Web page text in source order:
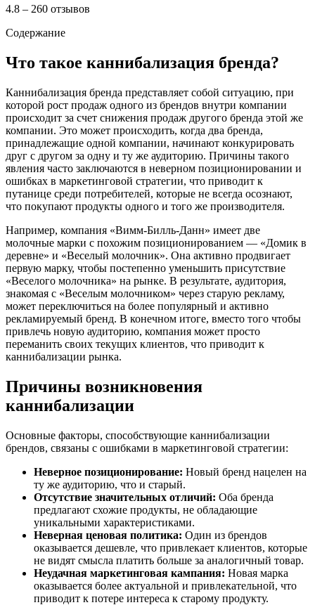
4.8 – 260 отзывов
Содержание
Что такое каннибализация бренда?
Каннибализация бренда представляет собой ситуацию, при
которой рост продаж одного из брендов внутри компании
происходит за счет снижения продаж другого бренда этой же
компании. Это может происходить, когда два бренда,
принадлежащие одной компании, начинают конкурировать
друг с другом за одну и ту же аудиторию. Причины такого
явления часто заключаются в неверном позиционировании и
ошибках в маркетинговой стратегии, что приводит к
путанице среди потребителей, которые не всегда осознают,
что покупают продукты одного и того же производителя.
Например, компания «Вимм-Билль-Данн» имеет две
молочные марки с похожим позиционированием — «Домик в
деревне» и «Веселый молочник». Она активно продвигает
первую марку, чтобы постепенно уменьшить присутствие
«Веселого молочника» на рынке. В результате, аудитория,
знакомая с «Веселым молочником» через старую рекламу,
может переключиться на более популярный и активно
рекламируемый бренд. В конечном итоге, вместо того чтобы
привлечь новую аудиторию, компания может просто
переманить своих текущих клиентов, что приводит к
каннибализации рынка.
Причины возникновения
каннибализации
Основные факторы, способствующие каннибализации
брендов, связаны с ошибками в маркетинговой стратегии:
Неверное позиционирование: Новый бренд нацелен на
ту же аудиторию, что и старый.
Отсутствие значительных отличий: Оба бренда
предлагают схожие продукты, не обладающие
уникальными характеристиками.
Неверная ценовая политика: Один из брендов
оказывается дешевле, что привлекает клиентов, которые
не видят смысла платить больше за аналогичный товар.
Неудачная маркетинговая кампания: Новая марка
оказывается более актуальной и привлекательной, что
приводит к потере интереса к старому продукту.